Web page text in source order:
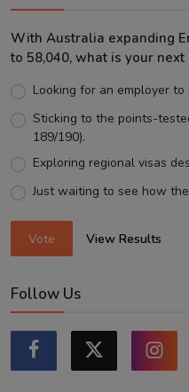
With Australia expanding
to 58,040, what is your next
Looking for an employer
Sticking to the points-
189/190).
Exploring regional visas
Just waiting to see how
Vote View Results
Follow Us